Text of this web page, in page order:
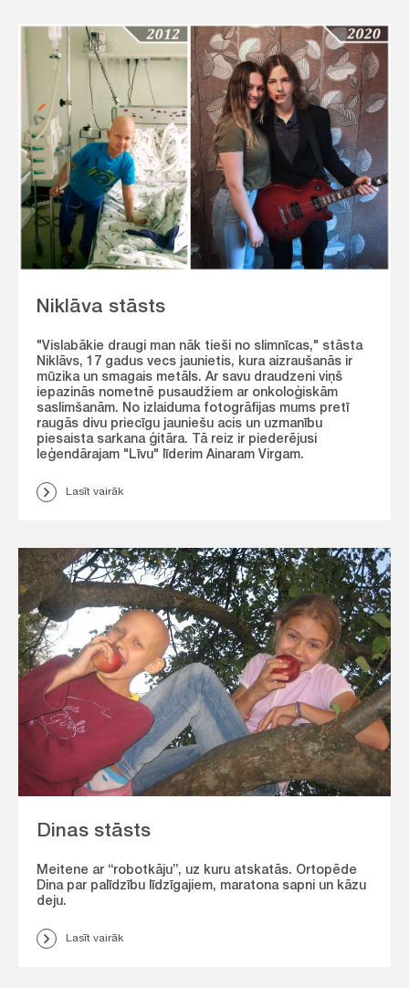
Niklāva stāsts
"Vislabākie draugi man nāk tieši no slimnīcas," stāsta
Niklāvs, 17 gadus vecs jaunietis, kura aizraušanās ir
mūzika un smagais metāls. Ar savu draudzeni viņš
iepazinās nometnē pusaudžiem ar onkoloģiskām
saslimšanām. No izlaiduma fotogrāfijas mums pretī
raugās divu priecīgu jauniešu acis un uzmanību
piesaista sarkana ģitāra. Tā reiz ir piederējusi
leģendārajam "Līvu" līderim Ainaram Virgam.
Lasīt vairāk
Dinas stāsts
Meitene ar “robotkāju”, uz kuru atskatās. Ortopēde
Dina par palīdzību līdzīgajiem, maratona sapni un kāzu
deju.
Lasīt vairāk